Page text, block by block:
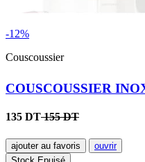
-12%
Couscoussier
COUSCOUSSIER
135 DT155 DT
ajouter au favoris
ouvrir